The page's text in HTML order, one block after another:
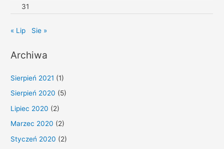
31
« Lip Sie »
Archiwa
Sierpień 2021 (1)
Sierpień 2020 (5)
Lipiec 2020 (2)
Marzec 2020 (2)
Styczeń 2020 (2)